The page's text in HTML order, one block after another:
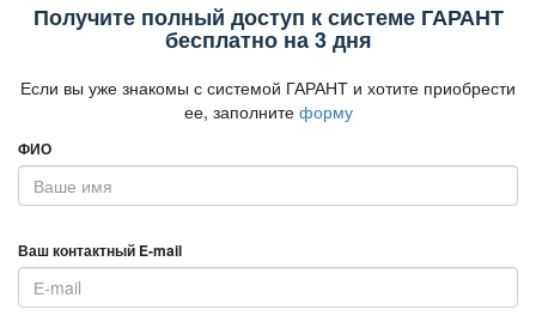
Получите полный доступ к системе ГАРАНТ
есплатно на 3 дня
Если вы уже знакомы с системой ГАРАНТ и хотите приобрести
ее, заполните форму
ФИО
аш контактный E-mail